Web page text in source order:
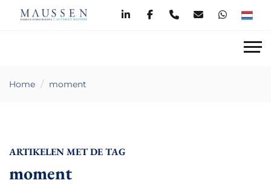
Home moment
ARTIKELEN MET DE TAG
moment